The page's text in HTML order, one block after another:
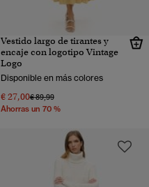
Vestido largo de tirantes y
encaje con logotipo Vintage
Logo
Disponible en más colores
€ 27,00Precio rebajado de
€ 89,99a
Ahorras un 70 %